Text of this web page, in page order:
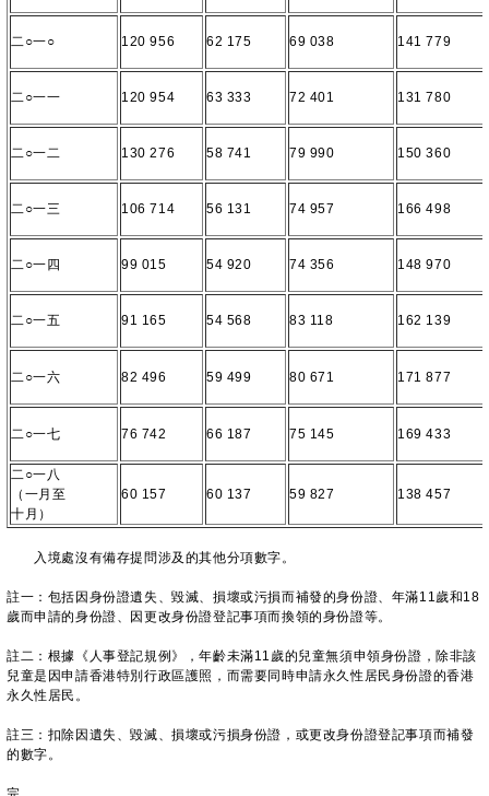
二○一○ 120 956 62 175 69 038 141 779
二○一一 120 954 63 333 72 401 131 780
二○一二 130 276 58 741 79 990 150 360
二○一三 106 714 56 131 74 957 166 498
二○一四 99 015 54 920 74 356 148 970
二○一五 91 165 54 568 83 118 162 139
二○一六 82 496 59 499 80 671 171 877
二○一七 76 742 66 187 75 145 169 433
二○一八
（一月至
十月）
60 157 60 137 59 827 138 457
入境處沒有備存提問涉及的其他分項數字。
註一：包括因身份證遺失、毀滅、損壞或污損而補發的身份證、年滿11歲和18
歲而申請的身份證、因更改身份證登記事項而換領的身份證等。
註二：根據《人事登記規例》，年齡未滿11歲的兒童無須申領身份證，除非該
兒童是因申請香港特別行政區護照，而需要同時申請永久性居民身份證的香港
永久性居民。
註三：扣除因遺失、毀滅、損壞或污損身份證，或更改身份證登記事項而補發
的數字。